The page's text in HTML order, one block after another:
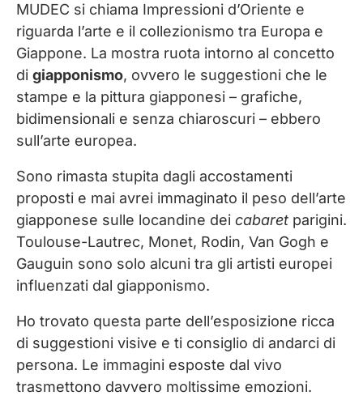
MUDEC si chiama Impressioni d’Oriente e
riguarda l’arte e il collezionismo tra Europa e
Giappone. La mostra ruota intorno al concetto
di giapponismo, ovvero le suggestioni che le
stampe e la pittura giapponesi – grafiche,
bidimensionali e senza chiaroscuri – ebbero
sull’arte europea.
Sono rimasta stupita dagli accostamenti
proposti e mai avrei immaginato il peso dell’arte
giapponese sulle locandine dei cabaret parigini.
Toulouse-Lautrec, Monet, Rodin, Van Gogh e
Gauguin sono solo alcuni tra gli artisti europei
influenzati dal giapponismo.
Ho trovato questa parte dell’esposizione ricca
di suggestioni visive e ti consiglio di andarci di
persona. Le immagini esposte dal vivo
trasmettono davvero moltissime emozioni.